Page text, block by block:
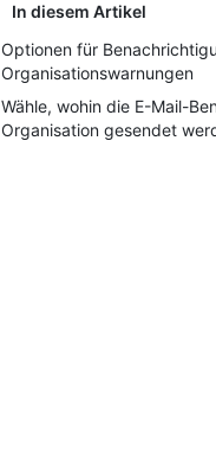
In diesem Artikel
Optionen für
Organisationswarnungen
Wähle, wohin die E-Mail-
Organisation gesendet